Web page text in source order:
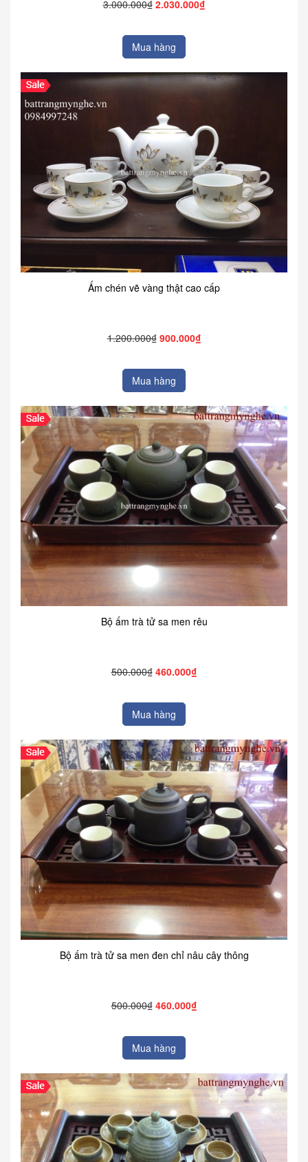
3.000.000₫ 2.030.000₫
Mua hàng
Ấm chén vẽ vàng thật cao cấp
1.200.000₫ 900.000₫
Mua hàng
Bộ ấm trà tử sa men rêu
500.000₫ 460.000₫
Mua hàng
Bộ ấm trà tử sa men đen chỉ nâu cây thông
500.000₫ 460.000₫
Mua hàng